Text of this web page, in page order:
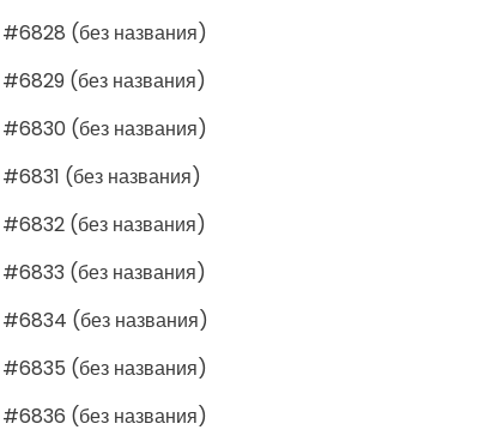
#6828 (без названия)
#6829 (без названия)
#6830 (без названия)
#6831 (без названия)
#6832 (без названия)
#6833 (без названия)
#6834 (без названия)
#6835 (без названия)
#6836 (без названия)